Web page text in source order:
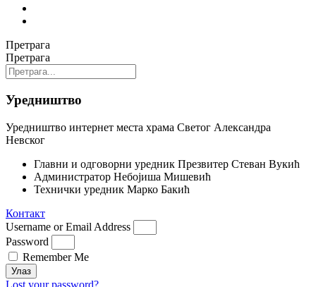
Претрага
Претрага
Уредништво
Уредништво интернет места храма Светог Александра
Невског
Главни и одговорни уредник Презвитер Стеван Вукић
Администратор Небојиша Мишевић
Технички уредник Марко Бакић
Контакт
Username or Email Address
Password
Remember Me
Улаз
Lost your password?